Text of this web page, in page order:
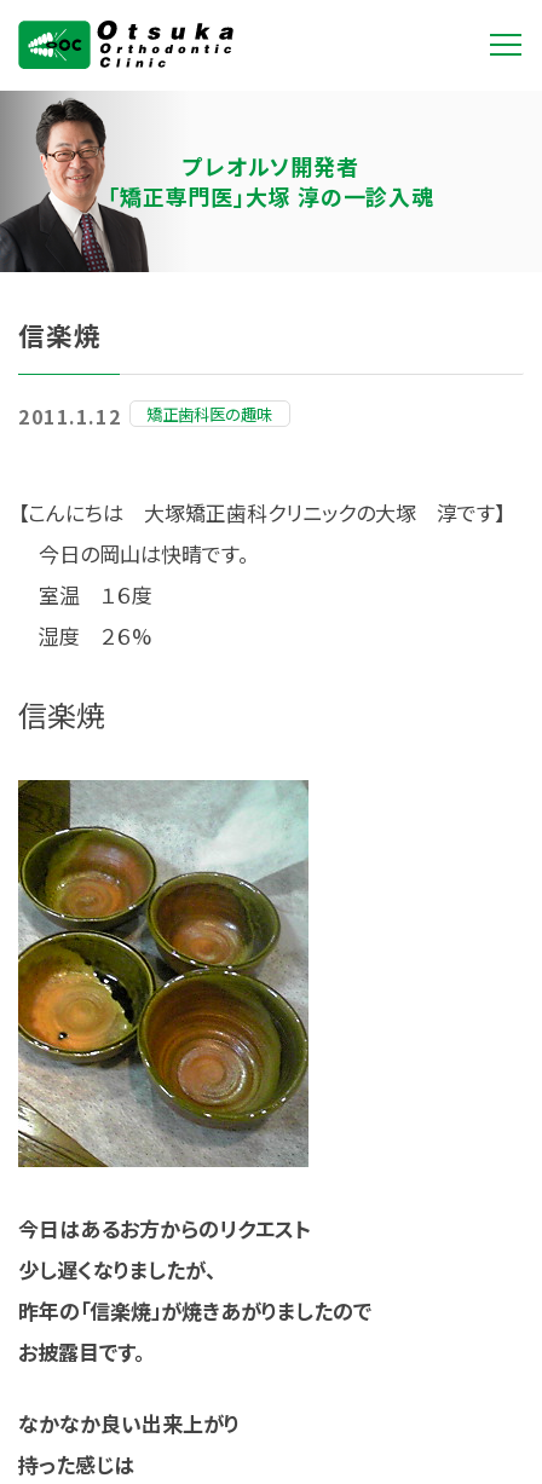
大塚矯正歯科クリニ
ック
プレオルソ開発者
「矯正専門医」大塚 淳の一診入魂
信楽焼
2011.1.12 矯正歯科医の趣味
【こんにちは 大塚矯正歯科クリニックの大塚 淳です】
今日の岡山は快晴です。
室温 １６度
湿度 ２６%
信楽焼
今日はあるお方からのリクエスト
少し遅くなりましたが、
昨年の「信楽焼」が焼きあがりましたので
お披露目です。
なかなか良い出来上がり
持った感じは